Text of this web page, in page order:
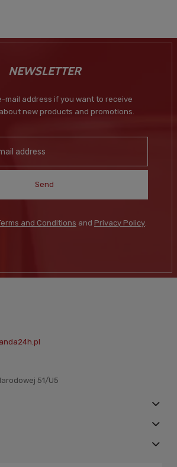
NEWSLETTER
mail address if you want to receive
new products and promotions.
Send
and Conditions and Privacy Policy.
51/U5